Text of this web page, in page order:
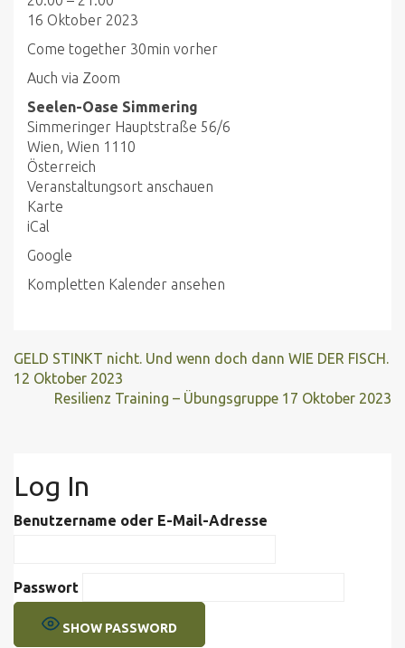
zur
mit
deinem
Herzen
16 Oktober 2023
Come together 30min vorher
Auch via Zoom
Seelen-Oase Simmering
Simmeringer Hauptstraße 56/6
Wien, Wien 1110
Österreich
Veranstaltungsort anschauen
Karte
iCal
Google
Kompletten Kalender ansehen
GELD STINKT nicht. Und wenn doch dann WIE DER FISCH.
12 Oktober 2023
Resilienz Training – Übungsgruppe 17 Oktober 2023
Log In
Benutzername oder E-Mail-Adresse
Passwort
SHOW PASSWORD